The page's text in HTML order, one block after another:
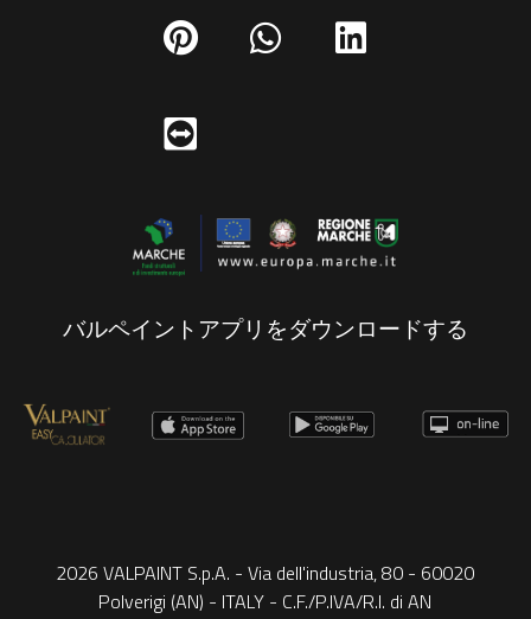
バルペイントアプリをダウンロードする
2026 VALPAINT S.p.A. - Via dell'industria, 80 - 60020
Polverigi (AN) - ITALY - C.F./P.IVA/R.I. di AN